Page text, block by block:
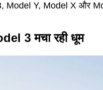
Model Y, Model X और
3 मचा रही धूम